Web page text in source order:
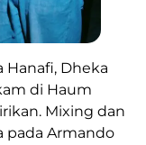
Hanafi, Dheka
di Haum
Mixing dan
pada Armando